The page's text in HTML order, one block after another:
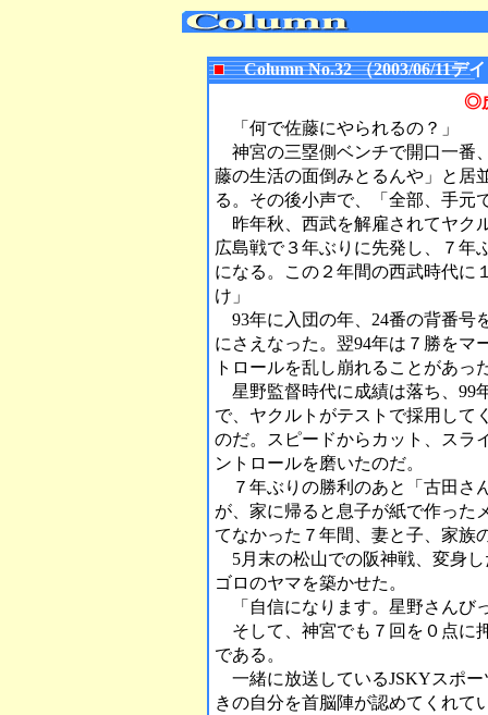
Column No.32 （2003/06/11デ
◎
「何で佐藤にやられるの？」
神宮の三塁側ベンチで開口一番
藤の生活の面倒みとるんや」と居
る。その後小声で、「全部、手元
昨年秋、西武を解雇されてヤク
広島戦で３年ぶりに先発し、７年
になる。この２年間の西武時代に
け」
93年に入団の年、24番の背番号
にさえなった。翌94年は７勝をマ
トロールを乱し崩れることがあ
星野監督時代に成績は落ち、99
で、ヤクルトがテストで採用して
のだ。スピードからカット、スラ
ントロールを磨いたのだ。
７年ぶりの勝利のあと「古田さ
が、家に帰ると息子が紙で作った
てなかった７年間、妻と子、家族
5月末の松山での阪神戦、変身
ゴロのヤマを築かせた。
「自信になります。星野さんび
そして、神宮でも７回を０点に
である。
一緒に放送しているJSKYスポ
きの自分を首脳陣が認めてくれて